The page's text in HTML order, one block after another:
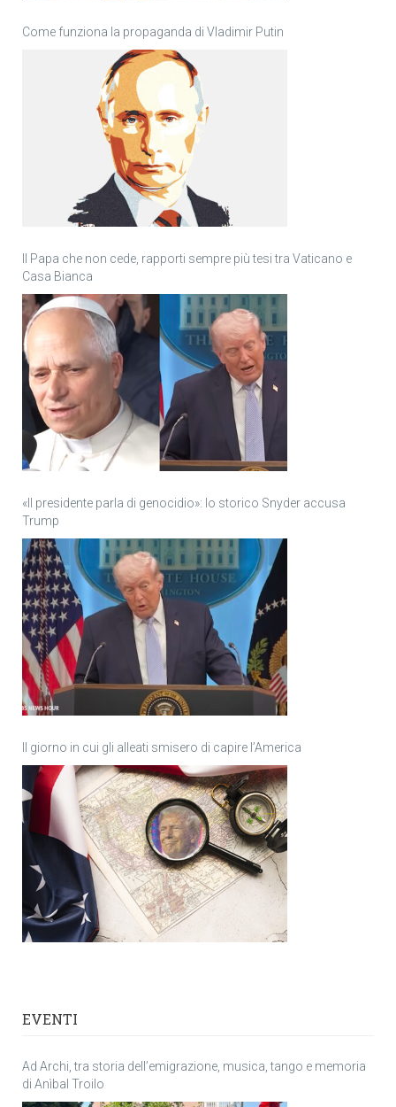
Come funziona la propaganda di Vladimir Putin
Il Papa che non cede, rapporti sempre più tesi tra Vaticano e
Casa Bianca
«Il presidente parla di genocidio»: lo storico Snyder accusa
Trump
Il giorno in cui gli alleati smisero di capire l’America
EVENTI
Ad Archi, tra storia dell’emigrazione, musica, tango e memoria
di Anìbal Troilo